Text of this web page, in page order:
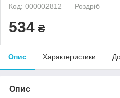
Код: 000002812
Роздріб
534 ₴
Опис Характеристики
Опис